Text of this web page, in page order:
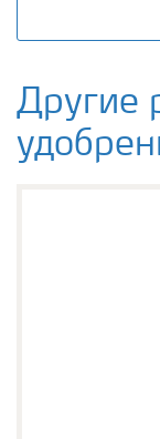
Другие